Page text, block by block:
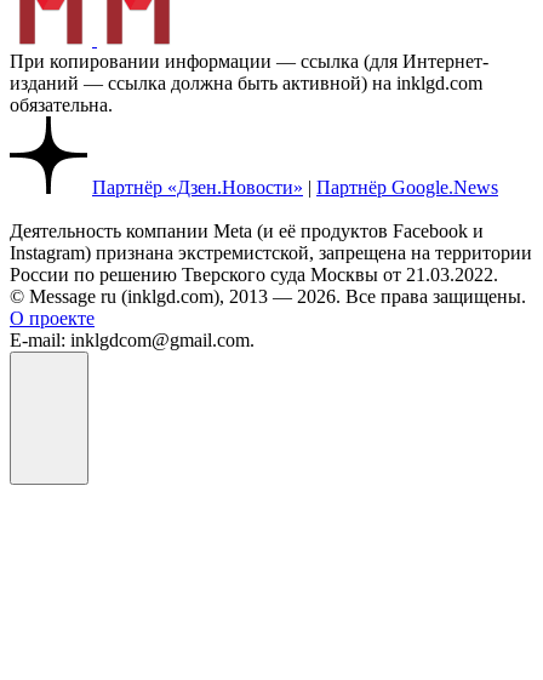
При копировании информации — ссылка (для Интернет-
изданий — ссылка должна быть активной) на inklgd.com
обязательна.
Партнёр «Дзен.Новости» | Партнёр Google.News
Деятельность компании Meta (и её продуктов Facebook и
Instagram) признана экстремистской, запрещена на территории
России по решению Тверского суда Москвы от 21.03.2022.
© Message ru (inklgd.com), 2013 — 2026. Все права защищены.
О проекте
E-mail: inklgdcom@gmail.com.